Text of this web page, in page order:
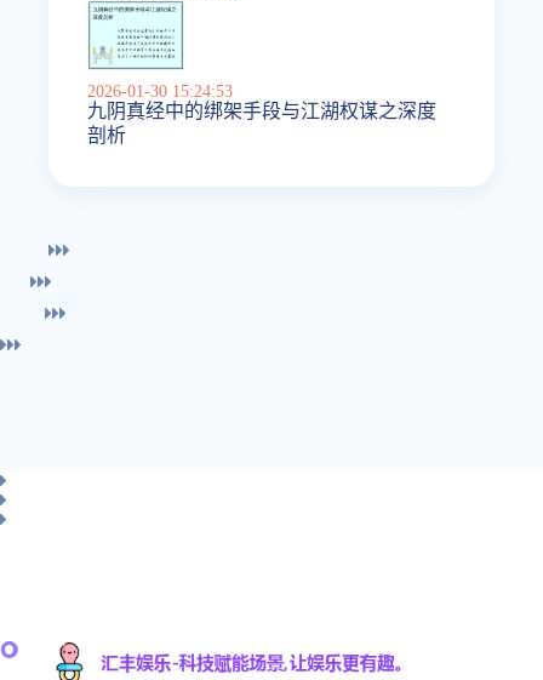
2026-01-30 15:24:53
九阴真经中的绑架手段与江湖权谋之深度
剖析